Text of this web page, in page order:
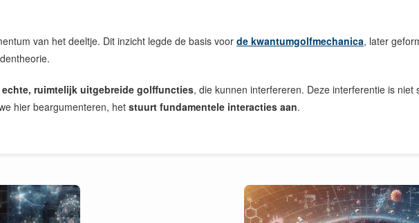
van het deeltje. Dit inzicht legde de basis voorde kwantumgolfmechanica, later
echte, ruimtelijk uitgebreide golffuncties, die kunnen interfereren. Deze interferentie is niet
hier beargumenteren, het stuurt fundamentele interacties aan.